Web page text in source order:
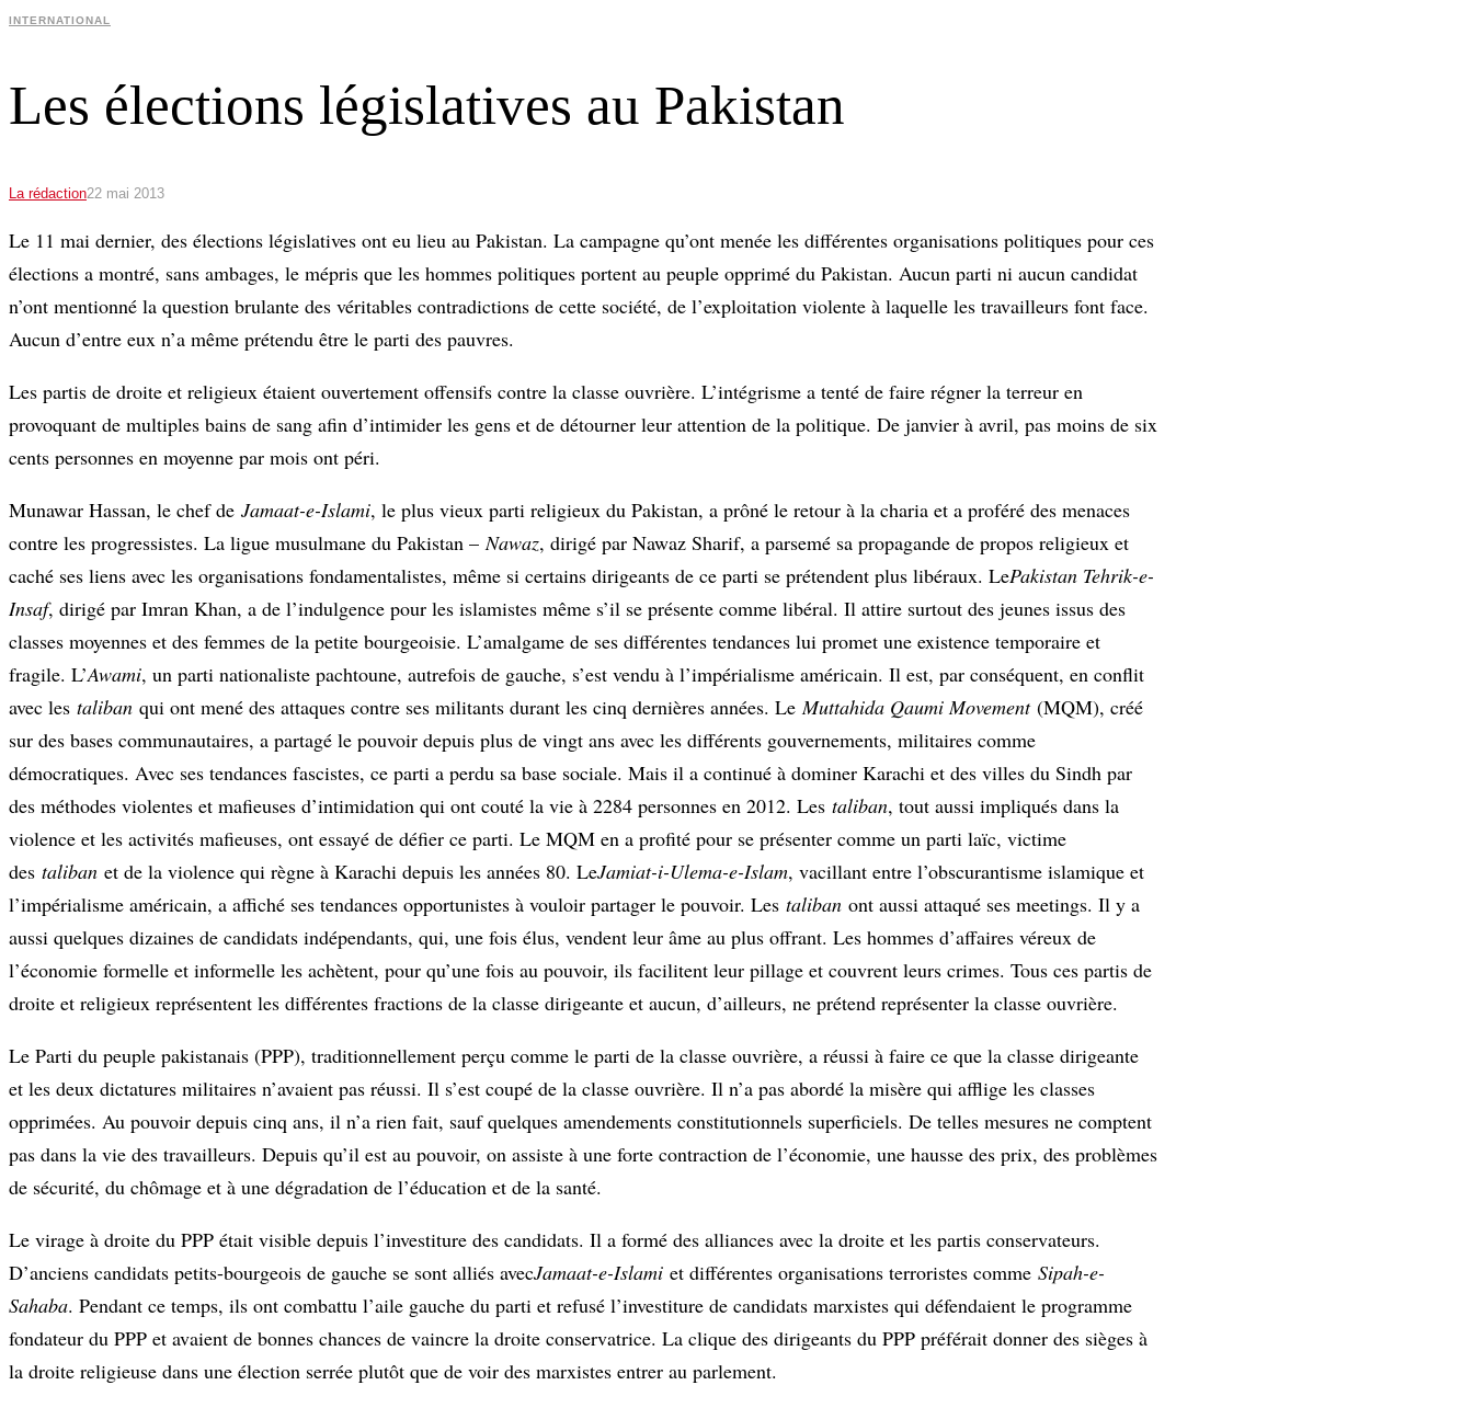
INTERNATIONAL
Les élections législatives au Pakistan
La rédaction22 mai 2013
Le 11 mai dernier, des élections législatives ont eu lieu au Pakistan. La campagne qu’ont menée les différentes organisations politiques pour ces
élections a montré, sans ambages, le mépris que les hommes politiques portent au peuple opprimé du Pakistan. Aucun parti ni aucun candidat
n’ont mentionné la question brulante des véritables contradictions de cette société, de l’exploitation violente à laquelle les travailleurs font face.
Aucun d’entre eux n’a même prétendu être le parti des pauvres.
Les partis de droite et religieux étaient ouvertement offensifs contre la classe ouvrière. L’intégrisme a tenté de faire régner la terreur en
provoquant de multiples bains de sang afin d’intimider les gens et de détourner leur attention de la politique. De janvier à avril, pas moins de six
cents personnes en moyenne par mois ont péri.
Munawar Hassan, le chef de Jamaat-e-Islami, le plus vieux parti religieux du Pakistan, a prôné le retour à la charia et a proféré des menaces
contre les progressistes. La ligue musulmane du Pakistan – Nawaz, dirigé par Nawaz Sharif, a parsemé sa propagande de propos religieux et
caché ses liens avec les organisations fondamentalistes, même si certains dirigeants de ce parti se prétendent plus libéraux. LePakistan Tehrik-e-
Insaf, dirigé par Imran Khan, a de l’indulgence pour les islamistes même s’il se présente comme libéral. Il attire surtout des jeunes issus des
classes moyennes et des femmes de la petite bourgeoisie. L’amalgame de ses différentes tendances lui promet une existence temporaire et
fragile. L’Awami, un parti nationaliste pachtoune, autrefois de gauche, s’est vendu à l’impérialisme américain. Il est, par conséquent, en conflit
avec les taliban qui ont mené des attaques contre ses militants durant les cinq dernières années. Le Muttahida Qaumi Movement(MQM), créé
sur des bases communautaires, a partagé le pouvoir depuis plus de vingt ans avec les différents gouvernements, militaires comme
démocratiques. Avec ses tendances fascistes, ce parti a perdu sa base sociale. Mais il a continué à dominer Karachi et des villes du Sindh par
des méthodes violentes et mafieuses d’intimidation qui ont couté la vie à 2284 personnes en 2012. Les taliban, tout aussi impliqués dans la
violence et les activités mafieuses, ont essayé de défier ce parti. Le MQM en a profité pour se présenter comme un parti laïc, victime
des taliban et de la violence qui règne à Karachi depuis les années 80. LeJamiat-i-Ulema-e-Islam, vacillant entre l’obscurantisme islamique et
l’impérialisme américain, a affiché ses tendances opportunistes à vouloir partager le pouvoir. Les taliban ont aussi attaqué ses meetings. Il y a
aussi quelques dizaines de candidats indépendants, qui, une fois élus, vendent leur âme au plus offrant. Les hommes d’affaires véreux de
l’économie formelle et informelle les achètent, pour qu’une fois au pouvoir, ils facilitent leur pillage et couvrent leurs crimes. Tous ces partis de
droite et religieux représentent les différentes fractions de la classe dirigeante et aucun, d’ailleurs, ne prétend représenter la classe ouvrière.
Le Parti du peuple pakistanais (PPP), traditionnellement perçu comme le parti de la classe ouvrière, a réussi à faire ce que la classe dirigeante
et les deux dictatures militaires n’avaient pas réussi. Il s’est coupé de la classe ouvrière. Il n’a pas abordé la misère qui afflige les classes
opprimées. Au pouvoir depuis cinq ans, il n’a rien fait, sauf quelques amendements constitutionnels superficiels. De telles mesures ne comptent
pas dans la vie des travailleurs. Depuis qu’il est au pouvoir, on assiste à une forte contraction de l’économie, une hausse des prix, des problèmes
de sécurité, du chômage et à une dégradation de l’éducation et de la santé.
Le virage à droite du PPP était visible depuis l’investiture des candidats. Il a formé des alliances avec la droite et les partis conservateurs.
D’anciens candidats petits-bourgeois de gauche se sont alliés avecJamaat-e-Islami et différentes organisations terroristes comme Sipah-e-
Sahaba. Pendant ce temps, ils ont combattu l’aile gauche du parti et refusé l’investiture de candidats marxistes qui défendaient le programme
fondateur du PPP et avaient de bonnes chances de vaincre la droite conservatrice. La clique des dirigeants du PPP préférait donner des sièges à
la droite religieuse dans une élection serrée plutôt que de voir des marxistes entrer au parlement.